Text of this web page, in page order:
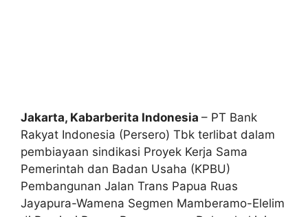
Jakarta, Kabarberita Indonesia – PT Bank
Rakyat Indonesia (Persero) Tbk terlibat dalam
pembiayaan sindikasi Proyek Kerja Sama
Pemerintah dan Badan Usaha (KPBU)
Pembangunan Jalan Trans Papua Ruas
Jayapura-Wamena Segmen Mamberamo-Elelim